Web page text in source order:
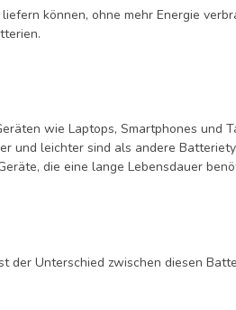
können, ohne mehr Energie
wie Laptops, Smartphones und
und leichter sind als andere
die eine lange Lebensdauer
der Unterschied zwischen diesen